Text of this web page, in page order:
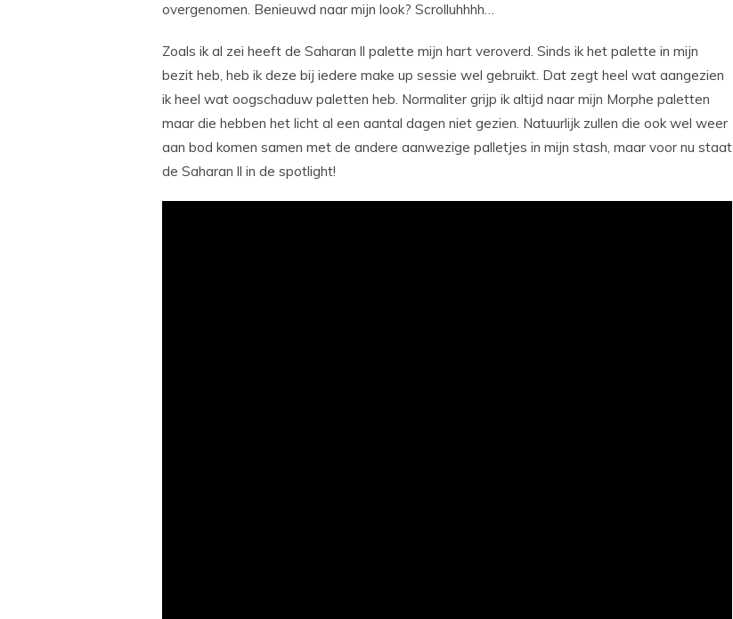
overgenomen. Benieuwd naar mijn look? Scrolluhhhh…
Zoals ik al zei heeft de Saharan ll palette mijn hart veroverd. Sinds ik het palette in mijn
bezit heb, heb ik deze bij iedere make up sessie wel gebruikt. Dat zegt heel wat aangezien
ik heel wat oogschaduw paletten heb. Normaliter grijp ik altijd naar mijn Morphe paletten
maar die hebben het licht al een aantal dagen niet gezien. Natuurlijk zullen die ook wel weer
aan bod komen samen met de andere aanwezige palletjes in mijn stash, maar voor nu staat
de Saharan ll in de spotlight!